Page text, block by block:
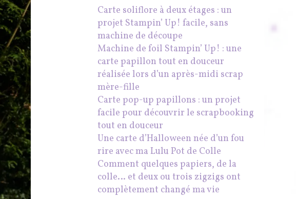
Carte soliflore à deux étages : un
projet Stampin’ Up! facile, sans
machine de découpe
Machine de foil Stampin’ Up! : une
carte papillon tout en douceur
réalisée lors d’un après-midi scrap
mère-fille
Carte pop-up papillons : un projet
facile pour découvrir le scrapbooking
tout en douceur
Une carte d’Halloween née d’un fou
rire avec ma Lulu Pot de Colle
Comment quelques papiers, de la
colle… et deux ou trois zigzigs ont
complètement changé ma vie